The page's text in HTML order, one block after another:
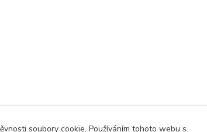
soubory cookie. Používáním tohoto webu s